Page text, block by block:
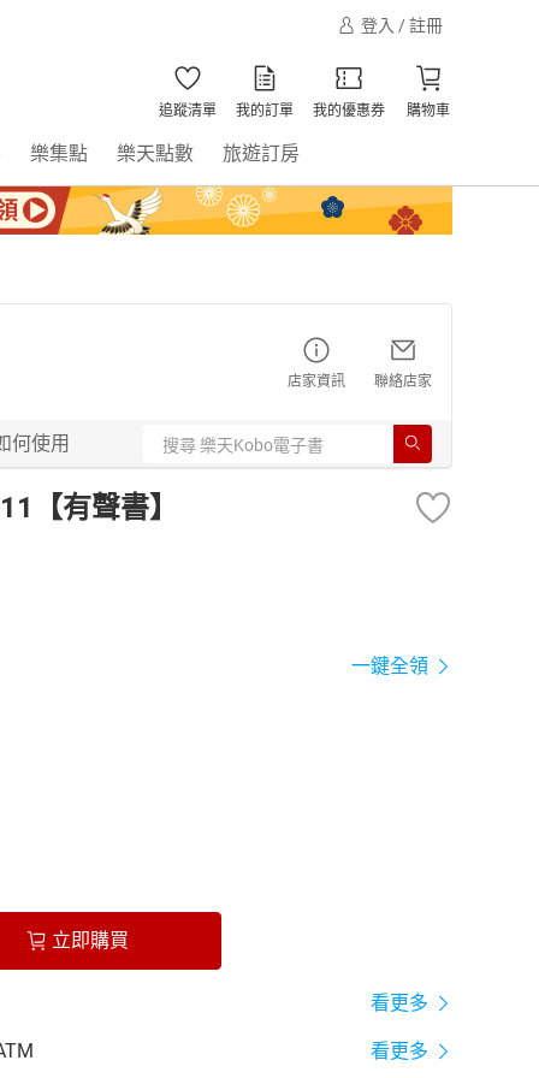
登入 / 註冊
追蹤清單 我的訂單 我的優惠券 購物車
樂集點 樂天點數 旅遊訂房
店家資訊 聯絡店家
何使用
【有聲書】
一鍵全領
立即購買
看更多
看更多